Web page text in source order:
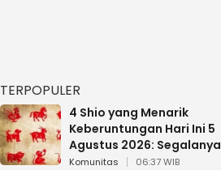
TERPOPULER
4 Shio yang Menarik
Keberuntungan Hari Ini 5
Agustus 2026: Segalanya
Berjalan Lancar
Komunitas 06:37 WIB